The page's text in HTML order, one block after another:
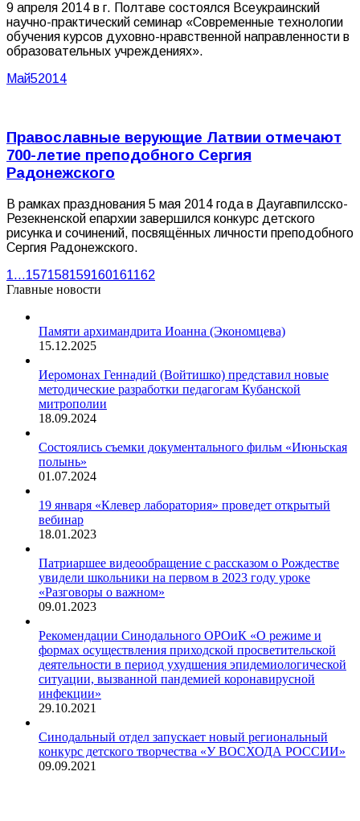
9 апреля 2014 в г. Полтаве состоялся Всеукраинский
научно-практический семинар «Современные технологии
обучения курсов духовно-нравственной направленности в
образовательных учреждениях».
Май52014
Православные верующие Латвии отмечают
700-летие преподобного Сергия
Радонежского
В рамках празднования 5 мая 2014 года в Даугавпилсско-
Резекненской епархии завершился конкурс детского
рисунка и сочинений, посвящённых личности преподобного
Сергия Радонежского.
1…157158159160161162
Главные новости
Памяти архимандрита Иоанна (Экономцева)
15.12.2025
Иеромонах Геннадий (Войтишко) представил новые
методические разработки педагогам Кубанской
митрополии
18.09.2024
Состоялись съемки документального фильм «Июньская
полынь»
01.07.2024
19 января «Клевер лаборатория» проведет открытый
вебинар
18.01.2023
Патриаршее видеообращение с рассказом о Рождестве
увидели школьники на первом в 2023 году уроке
«Разговоры о важном»
09.01.2023
Рекомендации Синодального ОРОиК «О режиме и
формах осуществления приходской просветительской
деятельности в период ухудшения эпидемиологической
ситуации, вызванной пандемией коронавирусной
инфекции»
29.10.2021
Синодальный отдел запускает новый региональный
конкурс детского творчества «У ВОСХОДА РОССИИ»
09.09.2021